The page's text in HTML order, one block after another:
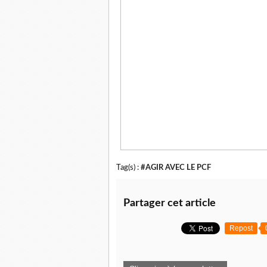
Tag(s) : #AGIR AVEC LE PCF
Partager cet article
Repost